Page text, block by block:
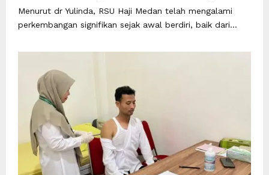
Menurut dr Yulinda, RSU Haji Medan telah mengalami
perkembangan signifikan sejak awal berdiri, baik dari...